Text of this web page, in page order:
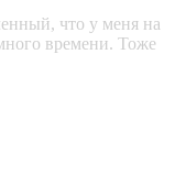
что у меня на
времени. Тоже